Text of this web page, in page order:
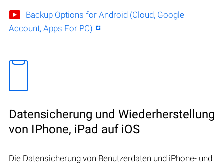
Backup Options for Android (Cloud, Google
Account, Apps For PC)
Datensicherung und Wiederherstellung
von IPhone, iPad auf iOS
Die Datensicherung von Benutzerdaten und iPhone- und